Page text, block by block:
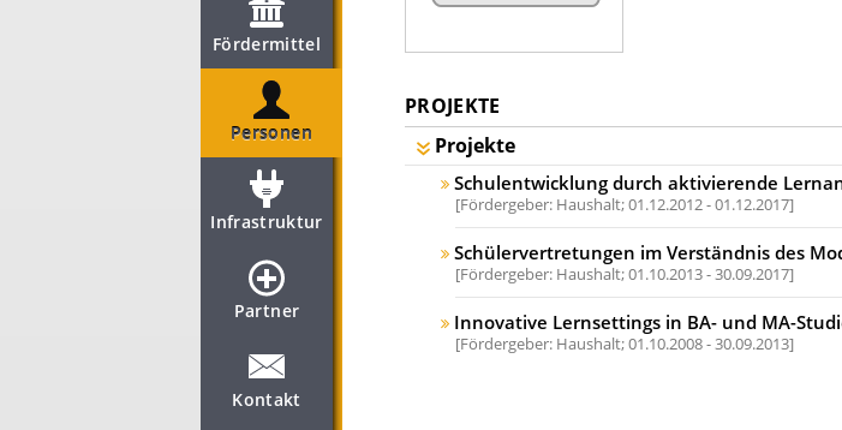
Fördermittel
Personen
Infrastruktur
Partner
Kontakt
PROJEKTE
Projekte
Schulentwicklung durch aktivierende
Fördergeber: Haushalt;01.12.2012 - 01.12.2017
Schülervertretungen im Verständnis des
Fördergeber: Haushalt;01.10.2013 - 30.09.2017
Innovative Lernsettings in BA- und MA-
Fördergeber: Haushalt;01.10.2008 - 30.09.2013